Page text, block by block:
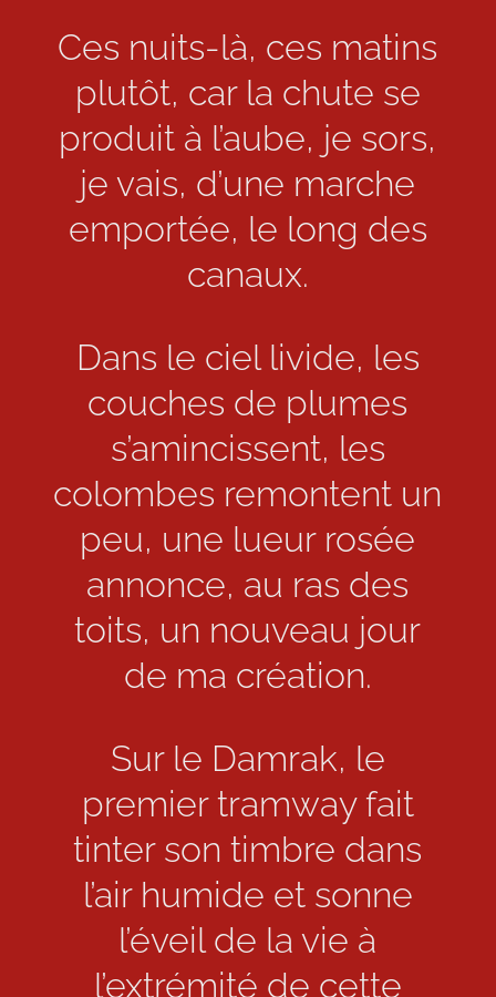
Ces nuits-là, ces matins
plutôt, car la chute se
produit à l’aube, je sors,
je vais, d’une marche
emportée, le long des
canaux.
Dans le ciel livide, les
couches de plumes
s’amincissent, les
colombes remontent un
peu, une lueur rosée
annonce, au ras des
toits, un nouveau jour
de ma création.
Sur le Damrak, le
premier tramway fait
tinter son timbre dans
l’air humide et sonne
l’éveil de la vie à
l’extrémité de cette